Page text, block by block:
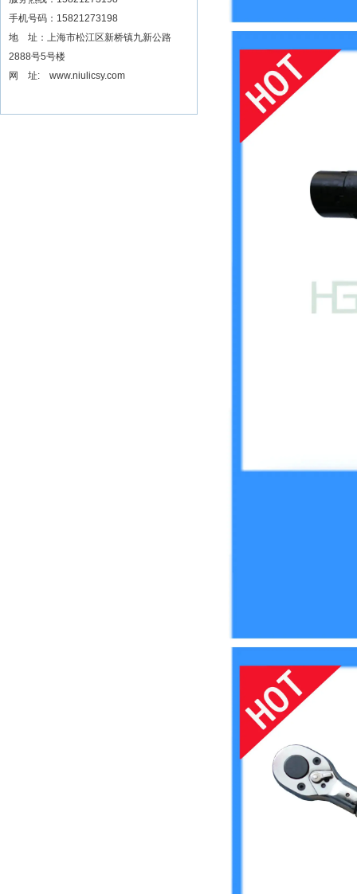
手机号码：15821273198
地 址：上海市松江区新桥镇九新公路
2888号5号楼
网 址: www.niulicsy.com